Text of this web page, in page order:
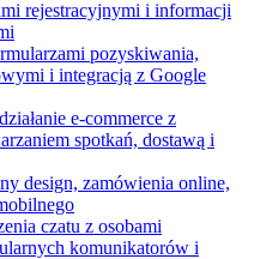
rejestracyjnymi i informacji
pozyskiwania,
i integracją z Google
e-commerce z
spotkań, dostawą i
design, zamówienia online,
czatu z osobami
komunikatorów i